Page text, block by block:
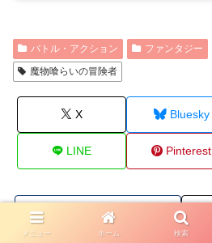
バトル・アクション ファンタジー
魔物喰らいの冒険者
X Bluesky
LINE Pinterest
メニュー ホーム 検索